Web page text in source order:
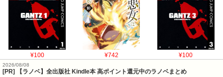
¥100 ¥742 ¥100
2026/08/08
[PR] 【ラノベ】全出版社 Kindle本 高ポイント還元中のラノベまとめ